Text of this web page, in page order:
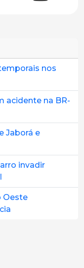
nos
acidente na BR-
Jaborá e
invadir
Oeste